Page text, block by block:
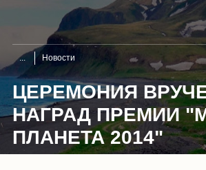
Новости
ЦЕРЕМОНИЯ
НАГРАД ПРЕМИИ
ПЛАНЕТА 2014"